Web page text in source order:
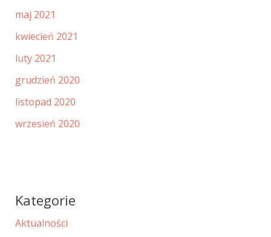
maj 2021
kwiecień 2021
luty 2021
grudzień 2020
listopad 2020
wrzesień 2020
Kategorie
Aktualności